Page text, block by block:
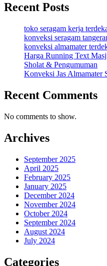
Recent Posts
toko seragam kerja
konveksi seragam
konveksi almamater
Harga Running Text
Sholat & Pengumuman
Konveksi Jas Almamater
Recent Comments
No comments to show.
Archives
September 2025
April 2025
February 2025
January 2025
December 2024
November 2024
October 2024
September 2024
August 2024
July 2024
Categories